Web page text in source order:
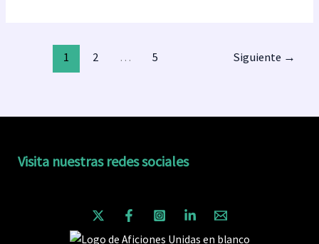
1 2 … 5 Siguiente →
Visita nuestras redes sociales